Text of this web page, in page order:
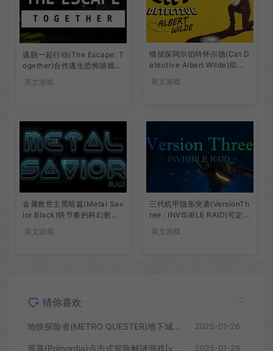
逃脱一起行动(The Escape: T
ogether)合作逃生恐怖游戏B1
英文游戏
猫侦探阿尔伯特怀尔德(Cat D
etective Albert Wilde)拟人
化动物角色侦探游戏|下载
英文游戏
金属救世主黑暗篇(Metal Sav
ior Black)快节奏的科幻射击
英文游戏
三代机甲隐形突袭(VersionTh
ree : INVISIBLE RAID)可定制
机甲动作游戏|下载
英文游戏
猜你喜欢
地铁探险者(METRO QUESTER)地下城探索RPG游戏|下载 2025-01-26
原基(Primordia)点击式冒险解谜游戏|v5.1|下载 2025-01-26